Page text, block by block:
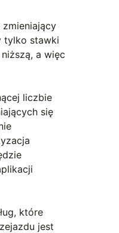
tylko stawki
a więc
liczbie
się
które
jest